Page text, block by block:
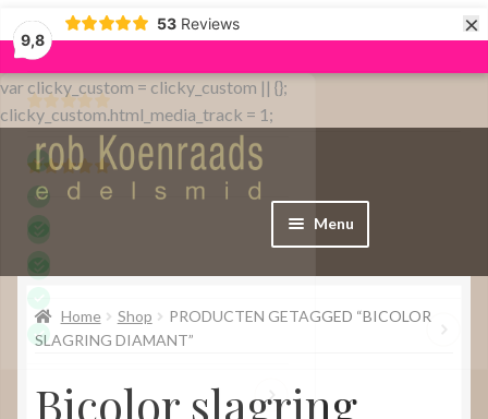
9,8
53 Reviews ×
var clicky_custom = clicky_custom || {};
clicky_custom.html_media_track = 1;
Menu
Home
WebShop
Over
Home Shop
PRODUCTEN GETAGGED “BICOLOR
SLAGRING DIAMANT”
Bicolor slagring